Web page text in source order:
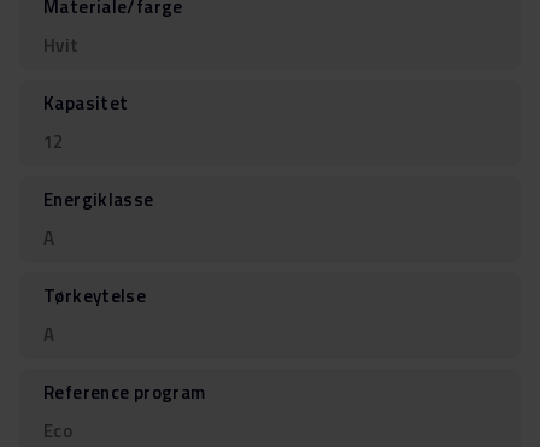
Materiale/farge
Hvit
Kapasitet
12
Energiklasse
A
Tørkeytelse
A
Reference program
Eco